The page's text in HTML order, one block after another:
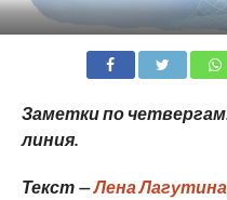
Заметки по
линия.
Текст —Лена Лагутина